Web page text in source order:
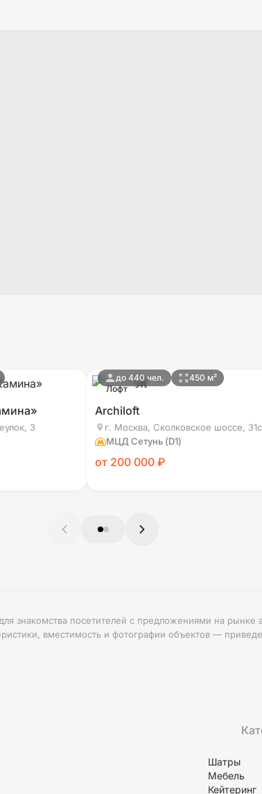
3
Лофт
до 440 чел. 450 м²
Archiloft
г. Москва, Сколковское шоссе,
МЦД Сетунь (D1)
от 200 000 ₽
знакомства посетителей с предложениями на
вместимость и фотографии объектов —
Шатры
Мебель
Кейтеринг